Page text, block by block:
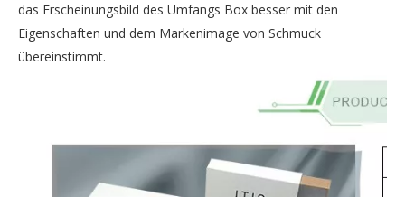
das Erscheinungsbild des Umfangs Box besser mit den
Eigenschaften und dem Markenimage von Schmuck
übereinstimmt.